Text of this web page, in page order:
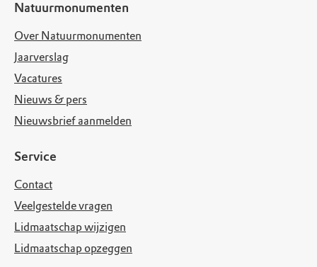
Natuurmonumenten
Over Natuurmonumenten
Jaarverslag
Vacatures
Nieuws & pers
Nieuwsbrief aanmelden
Service
Contact
Veelgestelde vragen
Lidmaatschap wijzigen
Lidmaatschap opzeggen